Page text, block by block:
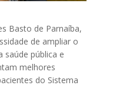
Basto de Parnaíba,
de ampliar o
saúde pública e
melhores
do Sistema